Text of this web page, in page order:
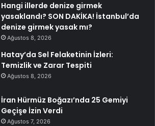
Hangi illerde denize girmek
yasaklandı? SON DAKİKA! İstanbul’da
denize girmek yasak mı?
Ağustos 8, 2026
Hatay’da Sel Felaketinin İzleri:
Temizlik ve Zarar Tespiti
Ağustos 8, 2026
İran Hürmüz Boğazı’nda 25 Gemiyi
Geçişe İzin Verdi
Ağustos 7, 2026